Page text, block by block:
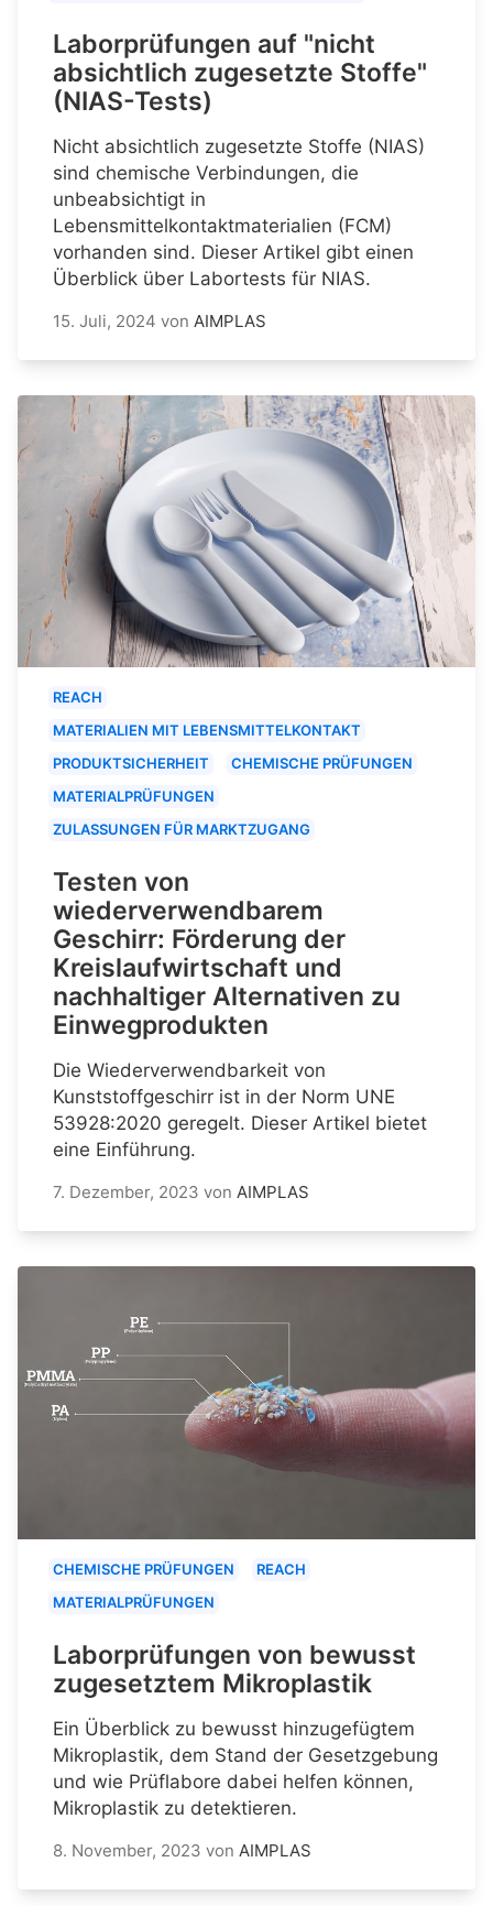
Laborprüfungen auf "nicht
absichtlich zugesetzte Stoffe"
(NIAS-Tests)
Nicht absichtlich zugesetzte Stoffe (NIAS)
sind chemische Verbindungen, die
unbeabsichtigt in
Lebensmittelkontaktmaterialien (FCM)
vorhanden sind. Dieser Artikel gibt einen
Überblick über Labortests für NIAS.
15. Juli, 2024 von AIMPLAS
REACH
MATERIALIEN MIT LEBENSMITTELKONTAKT
PRODUKTSICHERHEIT
CHEMISCHE PRÜFUNGEN
MATERIALPRÜFUNGEN
ZULASSUNGEN FÜR MARKTZUGANG
Testen von
wiederverwendbarem
Geschirr: Förderung der
Kreislaufwirtschaft und
nachhaltiger Alternativen zu
Einwegprodukten
Die Wiederverwendbarkeit von
Kunststoffgeschirr ist in der Norm UNE
53928:2020 geregelt. Dieser Artikel bietet
eine Einführung.
7. Dezember, 2023 von AIMPLAS
CHEMISCHE PRÜFUNGEN
REACH
MATERIALPRÜFUNGEN
Laborprüfungen von bewusst
zugesetztem Mikroplastik
Ein Überblick zu bewusst hinzugefügtem
Mikroplastik, dem Stand der Gesetzgebung
und wie Prüflabore dabei helfen können,
Mikroplastik zu detektieren.
8. November, 2023 von AIMPLAS